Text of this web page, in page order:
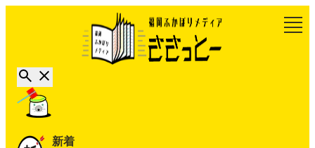
新着